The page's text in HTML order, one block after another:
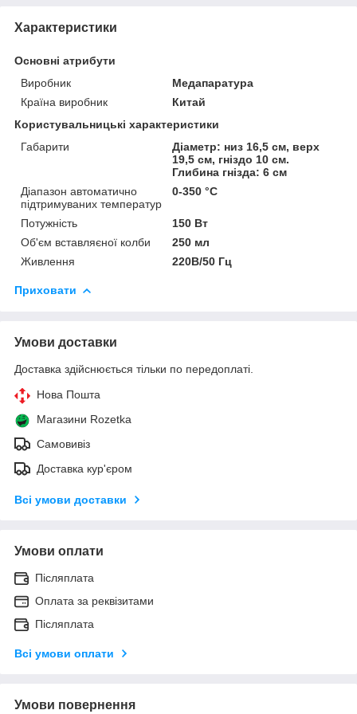
Характеристики
Основні атрибути
Виробник
Медапаратура
Країна виробник
Китай
Користувальницькі характеристики
Габарити
Діаметр: низ 16,5 см, верх
19,5 см, гніздо 10 см.
Глибина гнізда: 6 см
Діапазон автоматично
підтримуваних температур
0-350 °С
Потужність
150 Вт
Об'єм вставляєної колби
250 мл
Живлення
220В/50 Гц
Приховати
Умови доставки
Доставка здійснюється тільки по передоплаті.
Нова Пошта
Магазини Rozetka
Самовивіз
Доставка кур'єром
Всі умови доставки
Умови оплати
Післяплата
Оплата за реквізитами
Післяплата
Всі умови оплати
Умови повернення